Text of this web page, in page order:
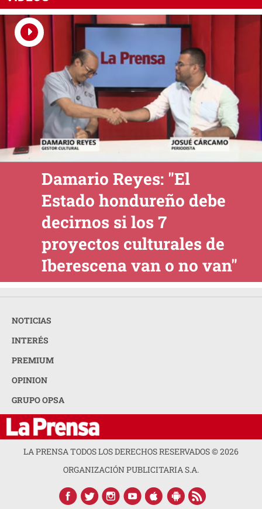
Damario Reyes: "El
Estado hondureño debe
decirnos si los 7
proyectos culturales de
Iberescena van o no van"
NOTICIAS
INTERÉS
PREMIUM
OPINION
GRUPO OPSA
LA PRENSA TODOS LOS DERECHOS RESERVADOS ©2026
ORGANIZACIÓN PUBLICITARIA S.A.